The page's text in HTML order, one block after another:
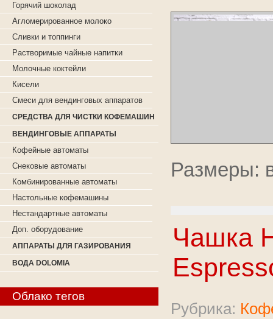
Горячий шоколад
Агломерированное молоко
Сливки и топпинги
Растворимые чайные напитки
Молочные коктейли
Кисели
Смеси для вендинговых аппаратов
СРЕДСТВА ДЛЯ ЧИСТКИ КОФЕМАШИН
ВЕНДИНГОВЫЕ АППАРАТЫ
Кофейные автоматы
Снековые автоматы
Комбинированные автоматы
Настольные кофемашины
Нестандартные автоматы
Доп. оборудование
АППАРАТЫ ДЛЯ ГАЗИРОВАНИЯ
ВОДА DOLOMIA
Облако тегов
Размеры:
Чашка
Рубрика: